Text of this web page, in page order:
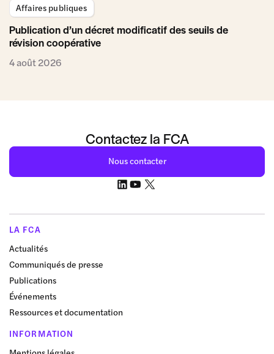
Affaires publiques
Publication d’un décret modificatif des seuils de
révision coopérative
4 août 2026
Contactez la FCA
Nous contacter
LA FCA
Actualités
Communiqués de presse
Publications
Événements
Ressources et documentation
INFORMATION